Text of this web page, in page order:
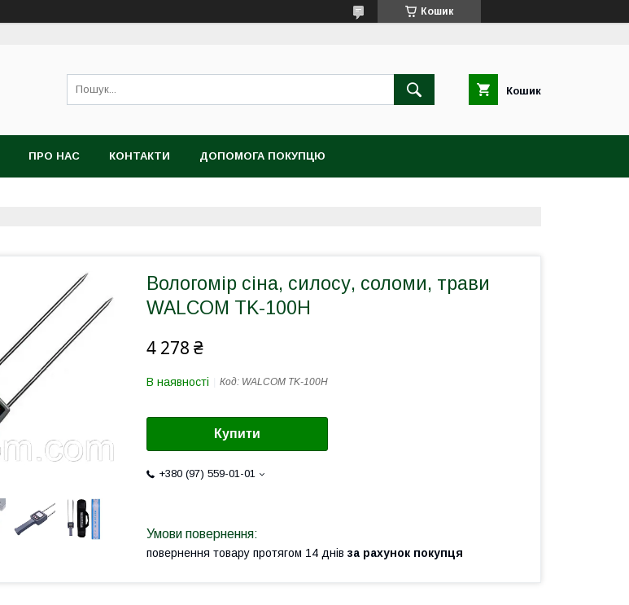
Кошик
Кошик
ПРО НАС КОНТАКТИ ДОПОМОГА ПОКУПЦЮ
Вологомір сіна, силосу, соломи, трави
WALCOM TK-100Н
4 278 ₴
В наявності Код: WALCOM TK-100H
Купити
+380 (97) 559-01-01
повернення товару протягом 14 днів за рахунок покупця